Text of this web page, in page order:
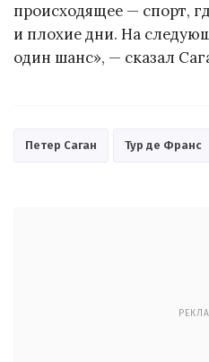
происходящее — спорт,
и плохие дни. На
один шанс», — сказал
Петер Саган Тур де Франс